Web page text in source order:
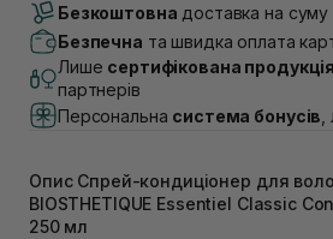
В наявності
Самовивіз м. Луцьк, вул.
В наявності
Самовивіз м. Львів, вул.
(Duck’s Lake)
В наявності
В наявності
Самовивіз м. Львів, вул.
Безкоштовна доставка на суму
Безпечна та швидка оплата
Лише сертифікована продукція
партнерів
Персональна система бонусів
Опис Спрей-кондиціонер для
BIOSTHETIQUE Essentiel Classic
250 мл